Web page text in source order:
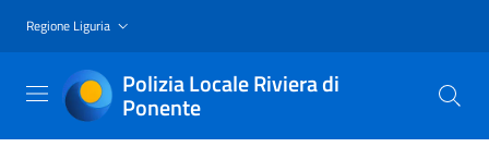
Regione Liguria
Polizia Locale Riviera di
Ponente